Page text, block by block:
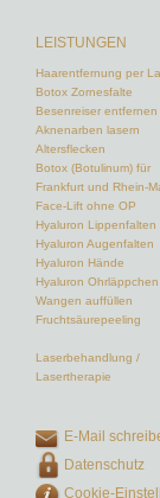
LEISTUNGEN
Haarentfernung per
Botox Zornesfalte
Besenreiser entfernen
Aknenarben lasern
Altersflecken
Botox (Botulinum) für
Frankfurt und Rhein-
Face-Lift ohne OP
Hyaluron Lippenfalten
Hyaluron Augenfalten
Hyaluron Hände
Hyaluron Ohrläppchen
Wangen auffüllen
Fruchtsäurepeeling
Laserbehandlung /
Lasertherapie
E-Mail
Datenschutz
Cookie-